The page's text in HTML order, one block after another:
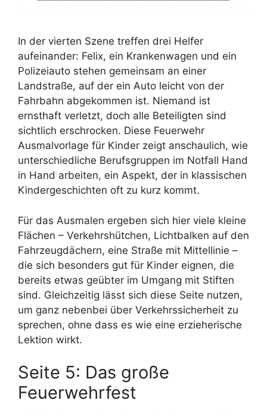
In der vierten Szene treffen drei Helfer
aufeinander: Felix, ein Krankenwagen und ein
Polizeiauto stehen gemeinsam an einer
Landstraße, auf der ein Auto leicht von der
Fahrbahn abgekommen ist. Niemand ist
ernsthaft verletzt, doch alle Beteiligten sind
sichtlich erschrocken. Diese Feuerwehr
Ausmalvorlage für Kinder zeigt anschaulich, wie
unterschiedliche Berufsgruppen im Notfall Hand
in Hand arbeiten, ein Aspekt, der in klassischen
Kindergeschichten oft zu kurz kommt.
Für das Ausmalen ergeben sich hier viele kleine
Flächen – Verkehrshütchen, Lichtbalken auf den
Fahrzeugdächern, eine Straße mit Mittellinie –
die sich besonders gut für Kinder eignen, die
bereits etwas geübter im Umgang mit Stiften
sind. Gleichzeitig lässt sich diese Seite nutzen,
um ganz nebenbei über Verkehrssicherheit zu
sprechen, ohne dass es wie eine erzieherische
Lektion wirkt.
Seite 5: Das große
Feuerwehrfest